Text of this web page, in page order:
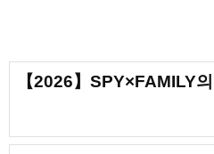
【2026】SPY×FAMILY